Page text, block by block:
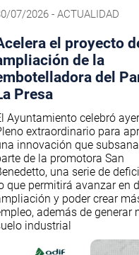
07/2026 - ACTUALIDAD
el proyecto
de la
del
Presa
Ayuntamiento celebró
extraordinario para
innovación que
de la promotora San
una serie de
que permitirá avanzar en
y poder crear
además de generar
industrial